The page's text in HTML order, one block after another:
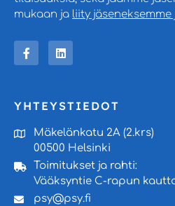
mukaan ja liity
YHTEYSTIEDOT
Mäkelänkatu 2A (2.krs)
00500 Helsinki
Toimitukset ja rahti:
Vääksyntie C-rapun
psy@psy.fi